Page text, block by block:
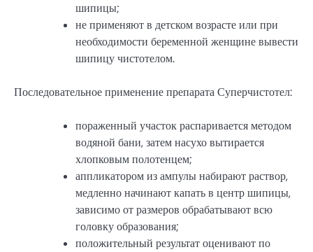
шипицы;
не применяют в детском возрасте или при
необходимости беременной женщине вывести
шипицу чистотелом.
Последовательное применение препарата Суперчистотел:
пораженный участок распаривается методом
водяной бани, затем насухо вытирается
хлопковым полотенцем;
аппликатором из ампулы набирают раствор,
медленно начинают капать в центр шипицы,
зависимо от размеров обрабатывают всю
головку образования;
положительный результат оценивают по